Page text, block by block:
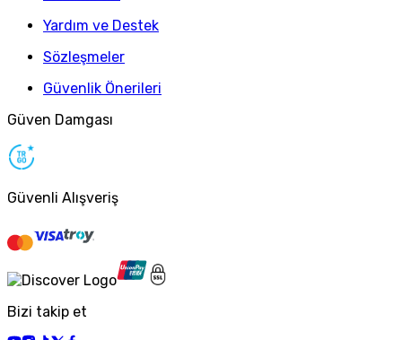
Yardım ve Destek
Sözleşmeler
Güvenlik Önerileri
Güven Damgası
Güvenli Alışveriş
Bizi takip et